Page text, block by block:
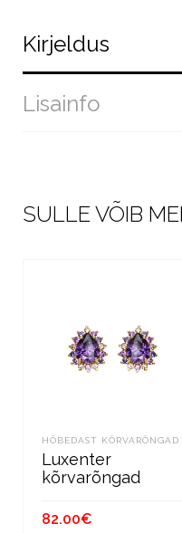
Kirjeldus
Lisainfo
SULLE VÕIB
HÕBEDAST KÕRVARÕNGAD
Luxenter
kõrvarõngad
82.00€